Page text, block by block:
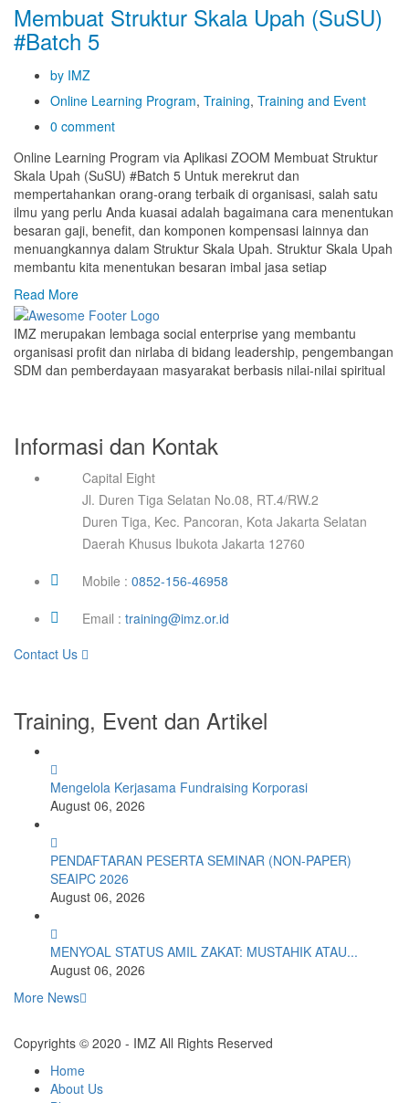
Membuat Struktur Skala Upah (SuSU)
#Batch 5
by IMZ
Online Learning Program, Training, Training and Event
0 comment
Online Learning Program via Aplikasi ZOOM Membuat Struktur
Skala Upah (SuSU) #Batch 5 Untuk merekrut dan
mempertahankan orang-orang terbaik di organisasi, salah satu
ilmu yang perlu Anda kuasai adalah bagaimana cara menentukan
besaran gaji, benefit, dan komponen kompensasi lainnya dan
menuangkannya dalam Struktur Skala Upah. Struktur Skala Upah
membantu kita menentukan besaran imbal jasa setiap
Read More
IMZ merupakan lembaga social enterprise yang membantu
organisasi profit dan nirlaba di bidang leadership, pengembangan
SDM dan pemberdayaan masyarakat berbasis nilai-nilai spiritual
Informasi dan Kontak
Capital Eight
Jl. Duren Tiga Selatan No.08, RT.4/RW.2
Duren Tiga, Kec. Pancoran, Kota Jakarta Selatan
Daerah Khusus Ibukota Jakarta 12760
Mobile : 0852-156-46958
Email : training@imz.or.id
Contact Us
Training, Event dan Artikel
Mengelola Kerjasama Fundraising Korporasi
August 06, 2026
PENDAFTARAN PESERTA SEMINAR (NON-PAPER)
SEAIPC 2026
August 06, 2026
MENYOAL STATUS AMIL ZAKAT: MUSTAHIK ATAU...
August 06, 2026
More News
Copyrights © 2020 - IMZ All Rights Reserved
Home
About Us